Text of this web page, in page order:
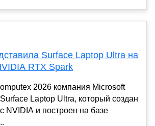
Surface Laptop Ultra на
RTX Spark
2026 компания Microsoft
Laptop Ultra, который создан
NVIDIA и построен на базе